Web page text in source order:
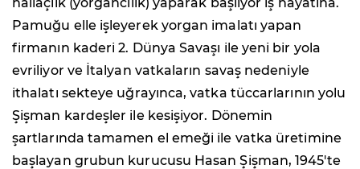
Pamuğu elle işleyerek yorgan imalatı yapan
firmanın kaderi 2. Dünya Savaşı ile yeni bir yola
evriliyor ve İtalyan vatkaların savaş nedeniyle
ithalatı sekteye uğrayınca, vatka tüccarlarının yolu
Şişman kardeşler ile kesişiyor. Dönemin
şartlarında tamamen el emeği ile vatka üretimine
başlayan grubun kurucusu Hasan Şişman, 1945'te